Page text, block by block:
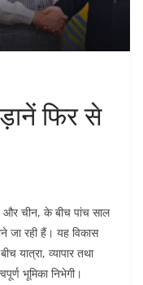
फिर से
और चीन, के बीच पांच साल
जा रही हैं। यह विकास
यात्रा, व्यापार तथा
भूमिका निभेगी।